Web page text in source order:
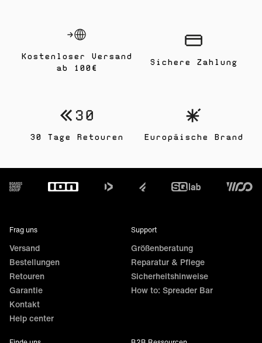
Kostenloser Versand
ab 100€
30 Tage Retouren
Sichere Zahlung
Europäische Brand
Footer
Frag uns
Versand
Bestellungen
Retouren
Garantie
Kontakt
Help center
Support
Größenberatung
Reparatur & Pflege
Sicherheitshinweise
How to: Spreader Bar